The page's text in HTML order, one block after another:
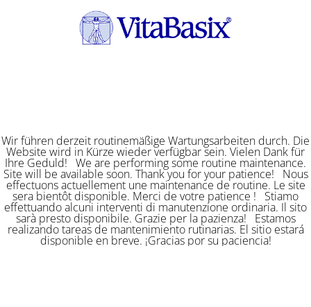
Wir führen derzeit routinemäßige Wartungsarbeiten durch. Die
Website wird in Kürze wieder verfügbar sein. Vielen Dank für
Ihre Geduld! We are performing some routine maintenance.
Site will be available soon. Thank you for your patience! Nous
effectuons actuellement une maintenance de routine. Le site
sera bientôt disponible. Merci de votre patience ! Stiamo
effettuando alcuni interventi di manutenzione ordinaria. Il sito
sarà presto disponibile. Grazie per la pazienza! Estamos
realizando tareas de mantenimiento rutinarias. El sitio estará
disponible en breve. ¡Gracias por su paciencia!